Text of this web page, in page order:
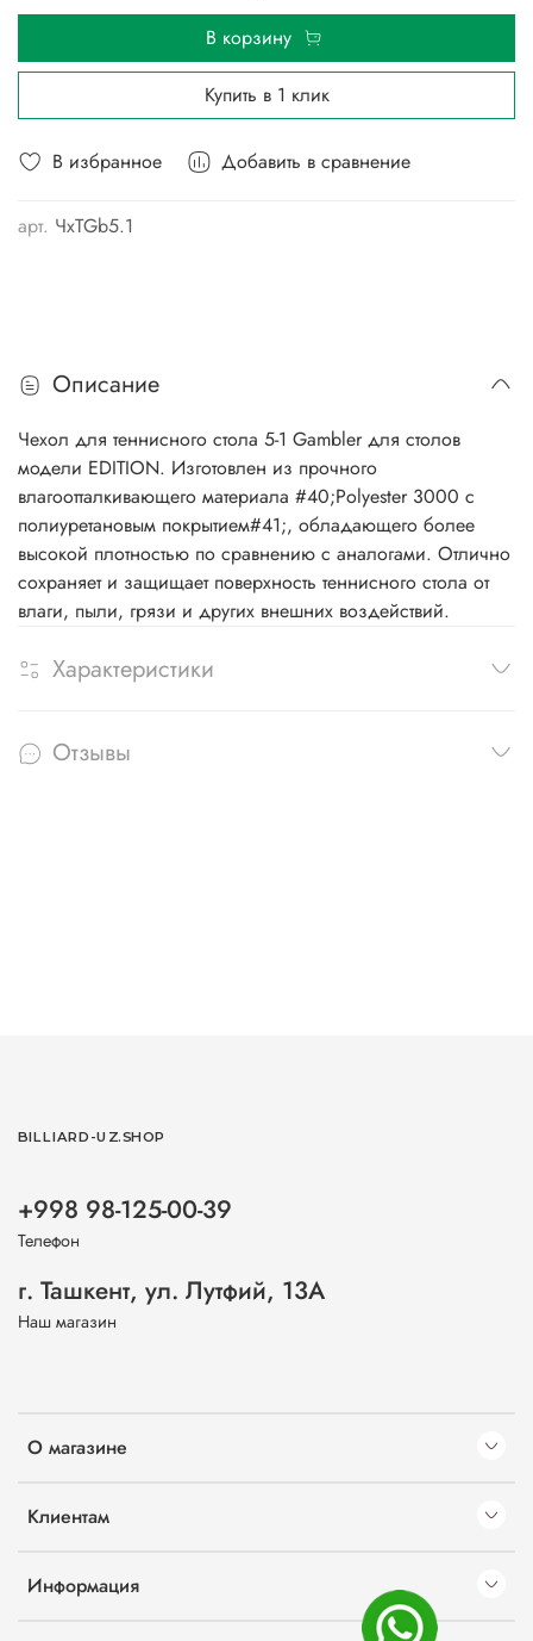
В избранное Добавить в сравнение
арт. ЧхТGb5.1
В корзину
Купить в 1 клик
Описание
Чехол для теннисного стола 5-1 Gambler для столов
модели EDITION. Изготовлен из прочного
влагоотталкивающего материала #40;Polyester 3000 с
полиуретановым покрытием#41;, обладающего более
высокой плотностью по сравнению с аналогами. Отлично
сохраняет и защищает поверхность теннисного стола от
влаги, пыли, грязи и других внешних воздействий.
Характеристики
Отзывы
О магазине
Клиентам
Информация
BILLIARD-UZ.SHOP
+998 98-125-00-39
Телефон
г. Ташкент, ул. Лутфий, 13А
Наш магазин